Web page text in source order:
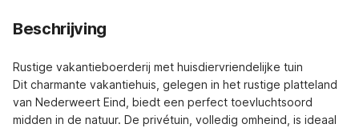
Beschrijving
Rustige vakantieboerderij met huisdiervriendelijke tuin
Dit charmante vakantiehuis, gelegen in het rustige platteland
van Nederweert Eind, biedt een perfect toevluchtsoord
midden in de natuur. De privétuin, volledig omheind, is ideaal